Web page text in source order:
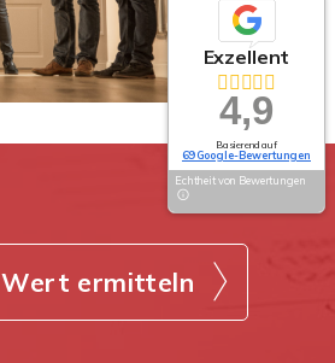
Wert ermitteln
Exzellent
4,9
Basierend auf
69 Google-Bewertungen
Echtheit von Bewertungen